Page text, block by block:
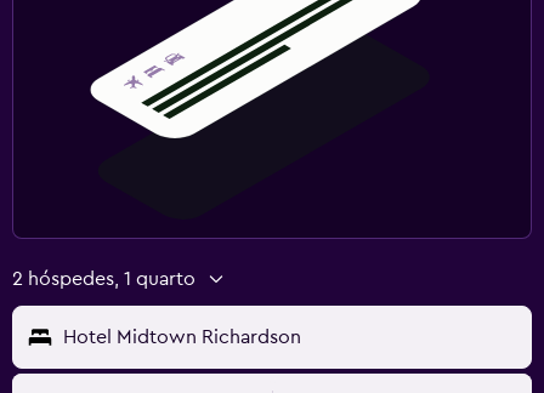
2 hóspedes, 1 quarto
Hotel Midtown Richardson